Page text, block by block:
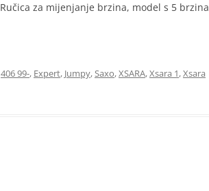
Ručica za mijenjanje brzina, model s 5 brzina
406 99-, Expert, Jumpy,Saxo,XSARA,Xsara 1,Xsara